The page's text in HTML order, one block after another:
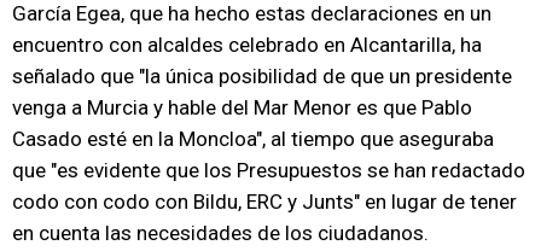
García Egea, que ha hecho estas declaraciones en un
encuentro con alcaldes celebrado en Alcantarilla, ha
señalado que "la única posibilidad de que un presidente
venga a Murcia y hable del Mar Menor es que Pablo
Casado esté en la Moncloa", al tiempo que aseguraba
que "es evidente que los Presupuestos se han redactado
codo con codo con Bildu, ERC y Junts" en lugar de tener
en cuenta las necesidades de los ciudadanos.